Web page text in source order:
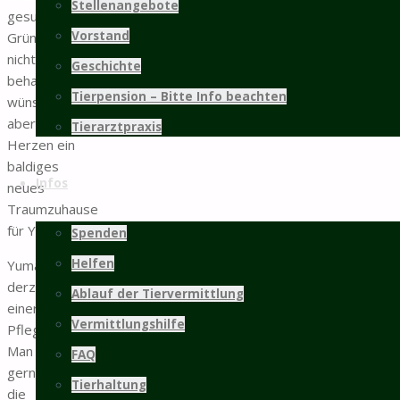
Stellenangebote
Vorstand
Geschichte
Tierpension – Bitte Info beachten
Tierarztpraxis
Infos
Spenden
Helfen
Ablauf der Tiervermittlung
Vermittlungshilfe
FAQ
Tierhaltung
gesundheitlichen
Gründen
nicht mehr
behalten,
wünscht sich
aber von
Herzen ein
baldiges
neues
Traumzuhause
für Yuma.
Yuma lebt
derzeit in
einer
Pflegestelle.
Man kann
gerne über
die